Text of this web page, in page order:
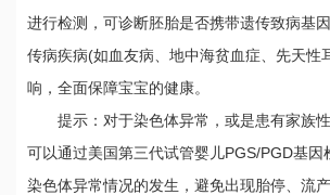
进行检测，可诊断胚胎是否携带遗传致病基
传病疾病(如血友病、地中海贫血症、先天性
响，全面保障宝宝的健康。
提示：对于染色体异常，或是患有家族性
可以通过美国第三代试管婴儿PGS/PGD基因
染色体异常情况的发生，避免出现胎停、流